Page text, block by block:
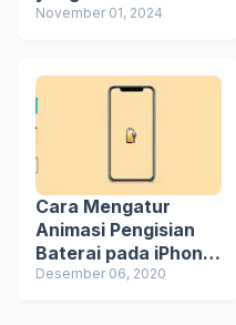
Aplikasi ChatGPT
November 01, 2024
Cara Mengatur
Animasi Pengisian
Baterai pada iPhone
di iOS 14
Desember 06, 2020